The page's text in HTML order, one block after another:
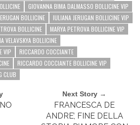
GIOVANNA BIMA DALMASSO BOLLICINE VIP
BOLLICINE
IULIANA JERUGAN BOLLICINE VIP
BOLLICINE
MARYA PETROVA BOLLICINE VIP
VELAVSKYA BOLLICINE
VIP
RICCARDO COCCIANTE
RICCARDO COCCIANTE BOLLICINE VIP
CLUB
Next Story →
FRANCESCA DE
ANDRE’, FINE DELLA